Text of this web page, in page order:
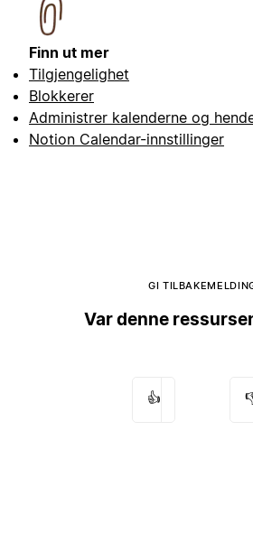
Finn ut mer
Tilgjengelighet
Blokkerer
Administrer kalenderne og
Notion Calendar-innstillinger
GI
Var denne
👍